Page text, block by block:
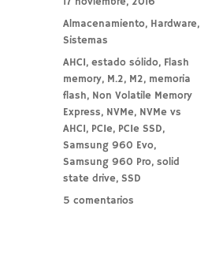
el
Categorías
Almacenamiento, Hardware,
Sistemas
Etiquetas
AHCI,estado sólido, Flash
memory, M.2, M2, memoria
flash, Non Volatile Memory
Express, NVMe, NVMe vs
AHCI, PCIe, PCIe SSD,
Samsung 960 Evo,
Samsung 960 Pro,solid
state drive,SSD
5 comentarios